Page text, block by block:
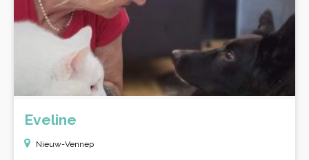
Eveline
Nieuw-Vennep